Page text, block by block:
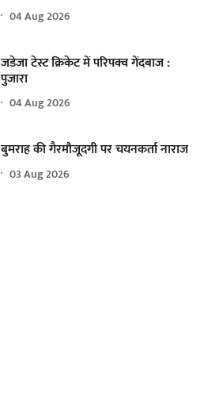
04 Aug 2026
जडेजा टेस्ट क्रिकेट में परिपक्व गेंदबाज :
पुजारा
04 Aug 2026
बुमराह की गैरमौजूदगी पर चयनकर्ता नाराज
03 Aug 2026